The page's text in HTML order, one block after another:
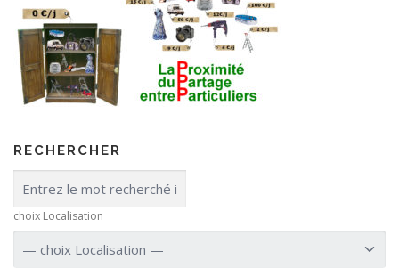
RECHERCHER
choix Localisation